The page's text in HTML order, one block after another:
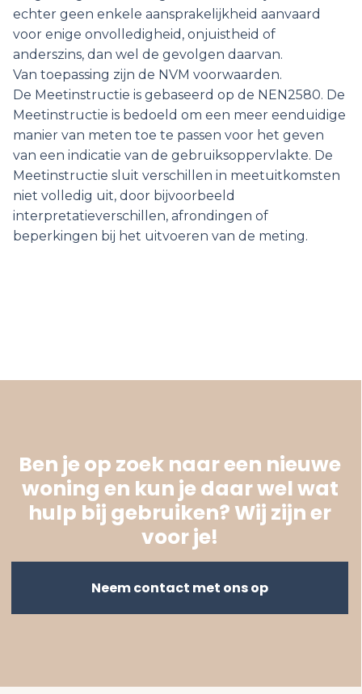
echter geen enkele aansprakelijkheid aanvaard
voor enige onvolledigheid, onjuistheid of
anderszins, dan wel de gevolgen daarvan.
Van toepassing zijn de NVM voorwaarden.
De Meetinstructie is gebaseerd op de NEN2580. De
Meetinstructie is bedoeld om een meer eenduidige
manier van meten toe te passen voor het geven
van een indicatie van de gebruiksoppervlakte. De
Meetinstructie sluit verschillen in meetuitkomsten
niet volledig uit, door bijvoorbeeld
interpretatieverschillen, afrondingen of
beperkingen bij het uitvoeren van de meting.
Ben je op zoek naar een nieuwe
woning en kun je daar wel wat
hulp bij gebruiken? Wij zijn er
voor je!
Neem contact met ons op